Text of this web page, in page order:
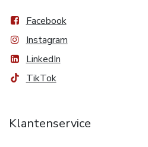
Facebook
Instagram
LinkedIn
TikTok
Klantenservice